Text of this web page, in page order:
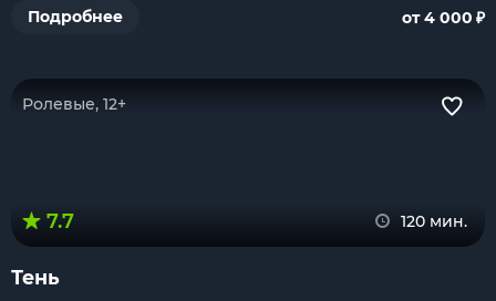
Подробнее
от 4 000 ₽
Ролевые, 12+
7.7 120 мин.
Тень